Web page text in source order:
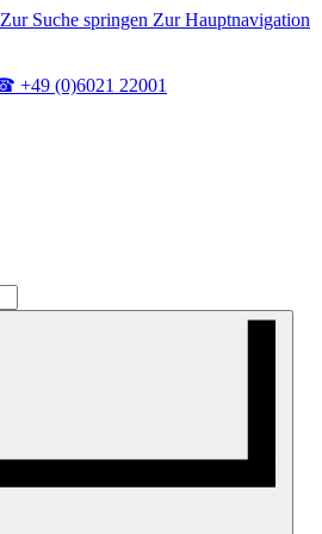
Zur Suche springen Zur Hauptnavigation
+49 (0)6021 22001